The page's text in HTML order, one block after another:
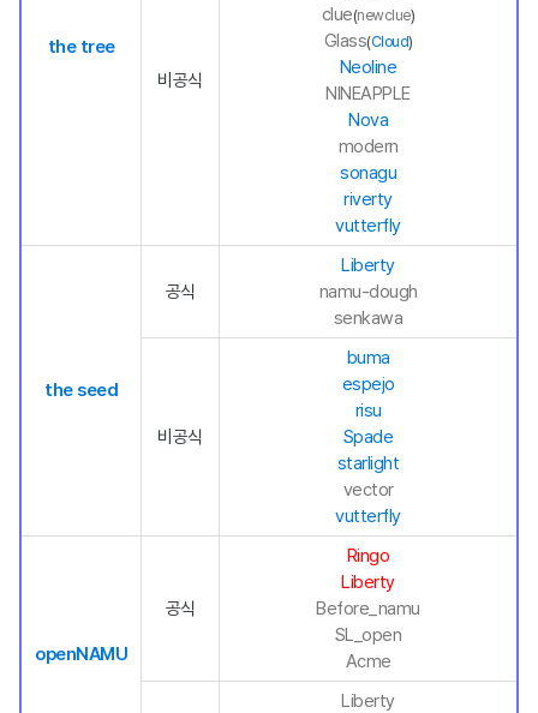
the tree
비공식
clue(newclue)
Glass(Cloud)
Neoline
NINEAPPLE
Nova
modern
sonagu
riverty
vutterfly
the seed
공식
Liberty
namu-dough
senkawa
비공식
buma
espejo
risu
Spade
starlight
vector
vutterfly
openNAMU
공식
Ringo
Liberty
Before_namu
SL_open
Acme
Liberty